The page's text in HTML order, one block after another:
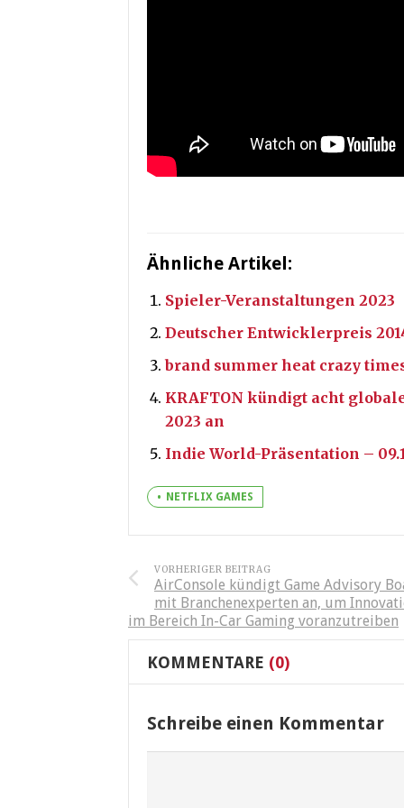
Ähnliche Artikel:
Spieler-Veranstaltungen 2023
Deutscher Entwicklerpreis
brand summer heat crazy
KRAFTON kündigt acht
2023 an
Indie World-Präsentation –
NETFLIX GAMES
VORHERIGER BEITRAG
AirConsole kündigt Game Advisory
mit Branchenexperten an, um
im Bereich In-Car Gaming voranzutreiben
KOMMENTARE (0)
Schreibe einen Kommentar